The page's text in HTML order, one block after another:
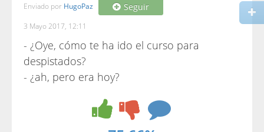
Enviado por HugoPaz Seguir
3 Mayo 2017, 12:11
- ¿Oye, cómo te ha ido el curso para
despistados?
- ¿ah, pero era hoy?